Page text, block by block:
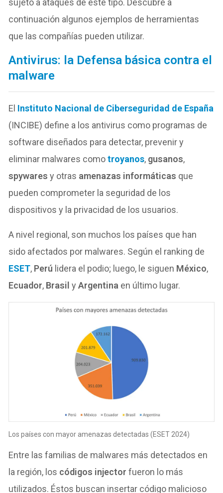
sujeto a ataques de este tipo. Descubre a
continuación algunos ejemplos de herramientas
que las compañías pueden utilizar.
Antivirus: la Defensa básica contra el
malware
El Instituto Nacional de Ciberseguridad de España
(INCIBE) define a los antivirus como programas de
software diseñados para detectar, prevenir y
eliminar malwares comotroyanos, gusanos,
spywares y otras amenazas informáticas que
pueden comprometer la seguridad de los
dispositivos y la privacidad de los usuarios.
A nivel regional, son muchos los países que han
sido afectados por malwares. Según el ranking de
ESET, Perú lidera el podio; luego, le siguen México,
Ecuador, Brasil yArgentina en último lugar.
Los países con mayor amenazas detectadas (ESET 2024)
Entre las familias de malwares más detectados en
la región, los códigos injector fueron lo más
utilizados. Éstos buscan insertar código malicioso